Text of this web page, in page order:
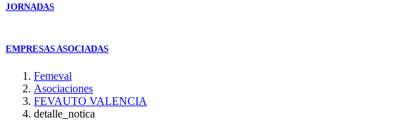
JORNADAS
EMPRESAS ASOCIADAS
Femeval
Asociaciones
FEVAUTO VALENCIA
detalle_notica